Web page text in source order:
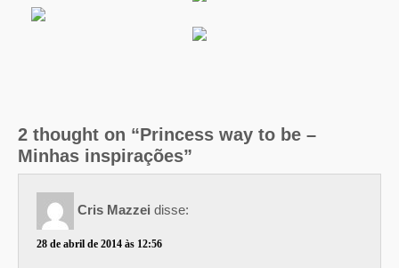
2 thought on “Princess way to be –
Minhas inspirações”
Cris Mazzei disse:
28 de abril de 2014 às 12:56